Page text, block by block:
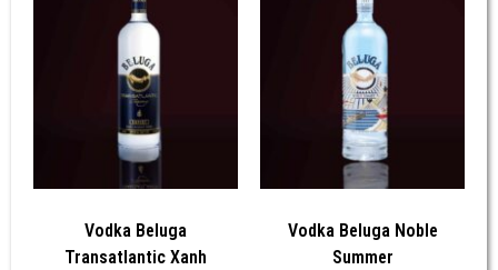
Vodka Beluga
Transatlantic Xanh
Vodka Beluga Noble
Summer